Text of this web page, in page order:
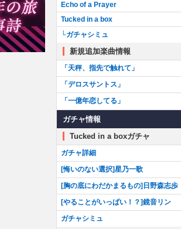
Echo of a Prayer
Tucked in a box
└ガチャシミュ
新規追加楽曲情報
「天秤、指先で触れて」
「デロスサントス」
「一億年恋してる」
ガチャ情報
Tucked in a boxガチャ
ガチャ詳細
[悔いのない選択]星乃一歌
[胸の底にわだかまるもの]日野森志歩
[やることがいっぱい！？]鏡音リン
ガチャシミュ